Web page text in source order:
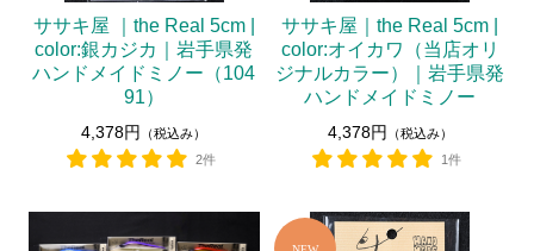
ササキ屋 ｜the Real 5cm |
color:銀カジカ｜岩手県発
ハンドメイドミノー（104
91）
4,378円
（税込み）
2件
ササキ屋｜the Real 5cm |
color:オイカワ（当店オリ
ジナルカラー）｜岩手県発
ハンドメイドミノー
4,378円
（税込み）
1件